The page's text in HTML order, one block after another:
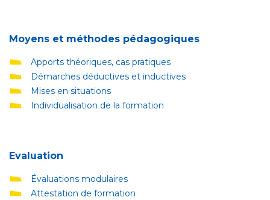
Moyens et méthodes pédagogiques
Apports théoriques, cas pratiques
Démarches déductives et inductives
Mises en situations
Individualisation de la formation
Evaluation
Évaluations modulaires
Attestation de formation